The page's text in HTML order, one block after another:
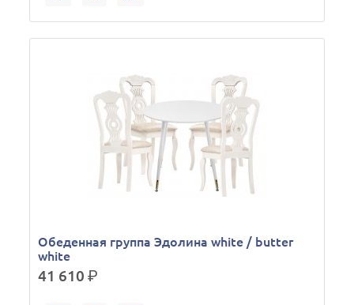
Обеденная группа Эдолина white / butter
white
41 610р.